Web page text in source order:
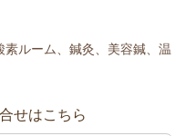
ルーム、鍼灸、美容鍼、温
せはこちら